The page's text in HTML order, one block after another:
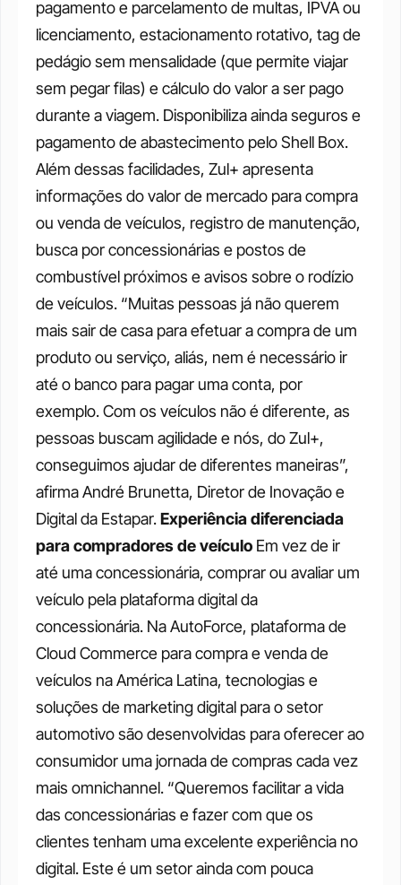
pagamento e parcelamento de multas, IPVA ou
licenciamento, estacionamento rotativo, tag de
pedágio sem mensalidade (que permite viajar
sem pegar filas) e cálculo do valor a ser pago
durante a viagem. Disponibiliza ainda seguros e
pagamento de abastecimento pelo Shell Box.
Além dessas facilidades, Zul+ apresenta
informações do valor de mercado para compra
ou venda de veículos, registro de manutenção,
busca por concessionárias e postos de
combustível próximos e avisos sobre o rodízio
de veículos. “Muitas pessoas já não querem
mais sair de casa para efetuar a compra de um
produto ou serviço, aliás, nem é necessário ir
até o banco para pagar uma conta, por
exemplo. Com os veículos não é diferente, as
pessoas buscam agilidade e nós, do Zul+,
conseguimos ajudar de diferentes maneiras”,
afirma André Brunetta, Diretor de Inovação e
Digital da Estapar.Experiência diferenciada
para compradores de veículo Em vez de ir
até uma concessionária, comprar ou avaliar um
veículo pela plataforma digital da
concessionária. Na AutoForce, plataforma de
Cloud Commerce para compra e venda de
veículos na América Latina, tecnologias e
soluções de marketing digital para o setor
automotivo são desenvolvidas para oferecer ao
consumidor uma jornada de compras cada vez
mais omnichannel. “Queremos facilitar a vida
das concessionárias e fazer com que os
clientes tenham uma excelente experiência no
digital. Este é um setor ainda com pouca